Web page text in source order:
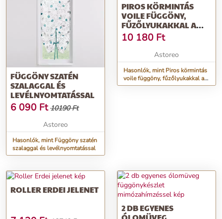
FÜGGÖNY SZATÉN
SZALAGGAL ÉS
LEVÉLNYOMTATÁSSAL
6 090 Ft 10190 Ft
Astoreo
Hasonlók, mint Függöny szatén
szalaggal és levélnyomtatással
PIROS KÖRMINTÁS
VOILE FÜGGÖNY,
FŰZŐLYUKAKKAL A
VÉGÉN
10 180 Ft
Astoreo
Hasonlók, mint Piros körmintás
voile függöny, fűzőlyukakkal a
végén
ROLLER ERDEI JELENET
2 DB EGYENES